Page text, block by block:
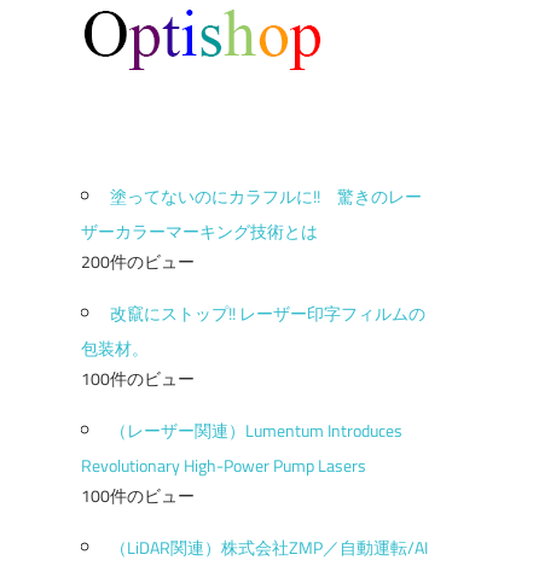
塗ってないのにカラフルに!! 驚きのレー
ザーカラーマーキング技術とは
200件のビュー
改竄にストップ!! レーザー印字フィルムの
包装材。
100件のビュー
（レーザー関連）Lumentum Introduces
Revolutionary High-Power Pump Lasers
100件のビュー
（LiDAR関連）株式会社ZMP／自動運転/AI